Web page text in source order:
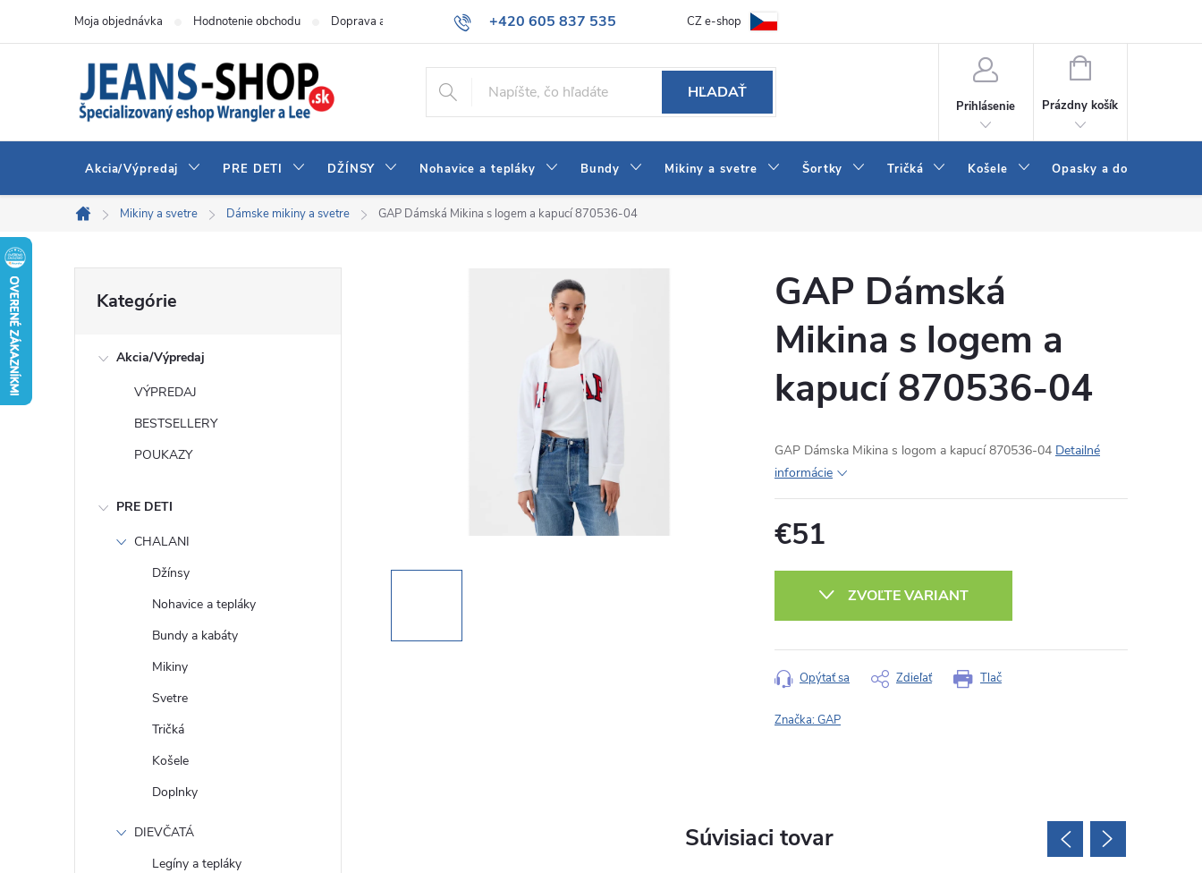
+420 605 837 535
info@jeans-shop.sk
Moja objednávka Hodnotenie obchodu Doprava a platba Všeobecné obchodné podmienky Ako vybrať džínsy Wrangler a LEE
CZ e-shop
HĽADAŤ
Prihlásenie
NÁKUPNÝ
Prázdny košík
Akcia/Výpredaj PRE DETI DŽÍNSY Nohavice a tepláky Bundy Mikiny a svetre Šortky Tričká Košele Opasky a doplnky
Domov
Mikiny a svetre Dámske mikiny a svetre GAP Dámská Mikina s logem a kapucí 870536-04
kategórie
Kategórie
Akcia/Výpredaj
VÝPREDAJ
BESTSELLERY
POUKAZY
PRE DETI
CHALANI
Džínsy
Nohavice a tepláky
Bundy a kabáty
Mikiny
Svetre
Tričká
Košele
Doplnky
DIEVČATÁ
Legíny a tepláky
GAP Dámská
Mikina s logem a
kapucí 870536-04
GAP Dámska Mikina s logom a kapucí 870536-04 Detailné
informácie
€51
ZVOĽTE VARIANT
Tlač
Opýtať sa Zdieľať
Značka:GAP
Súvisiaci tovar